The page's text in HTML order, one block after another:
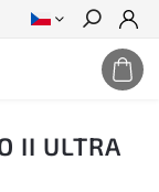
Hledat
II ULTRA